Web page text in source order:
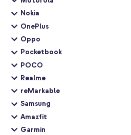
Nokia
OnePlus
Oppo
Pocketbook
POCO
Realme
reMarkable
Samsung
Amazfit
Garmin